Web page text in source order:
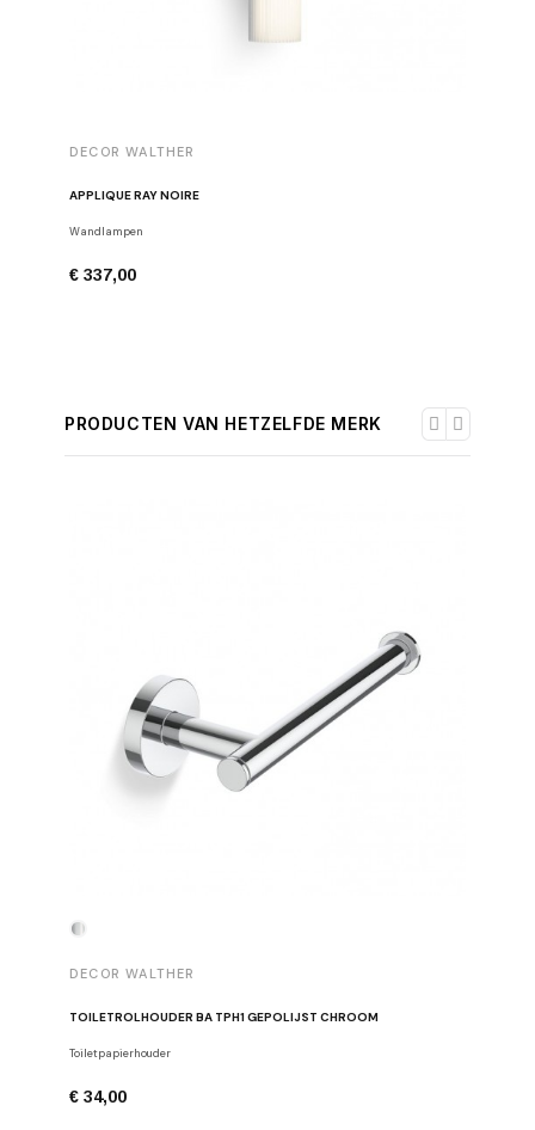
DECOR WALTHER
APPLIQUE RAY NOIRE
Wandlampen
€ 337,00
PRODUCTEN VAN HETZELFDE MERK
DECOR WALTHER
TOILETROLHOUDER BA TPH1 GEPOLIJST CHROOM
Toiletpapierhouder
€ 34,00